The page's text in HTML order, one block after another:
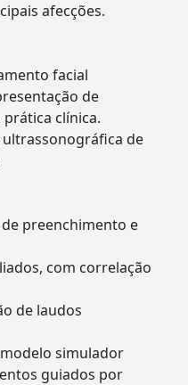
afecções.
facial
de
clínica.
ultrassonográfica de
preenchimento e
com correlação
de laudos
simulador
guiados por